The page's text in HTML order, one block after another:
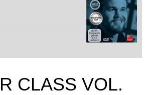
CLASS VOL.